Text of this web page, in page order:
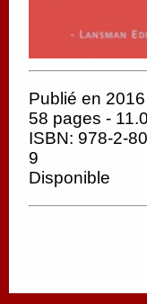
Publié en 2016
58 pages -
ISBN: 978-2-
9
Disponible